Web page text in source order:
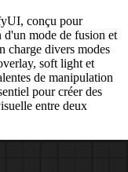
conçu pour
d'un mode de fusion et
charge divers modes
soft light et
de manipulation
pour créer des
entre deux